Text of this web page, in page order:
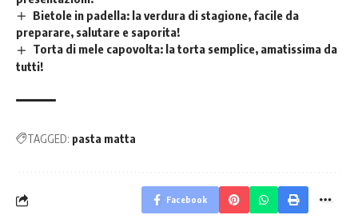
Bietole in padella: la verdura di stagione, facile da
preparare, salutare e saporita!
Torta di mele capovolta: la torta semplice, amatissima da
tutti!
TAGGED: pasta matta
Facebook